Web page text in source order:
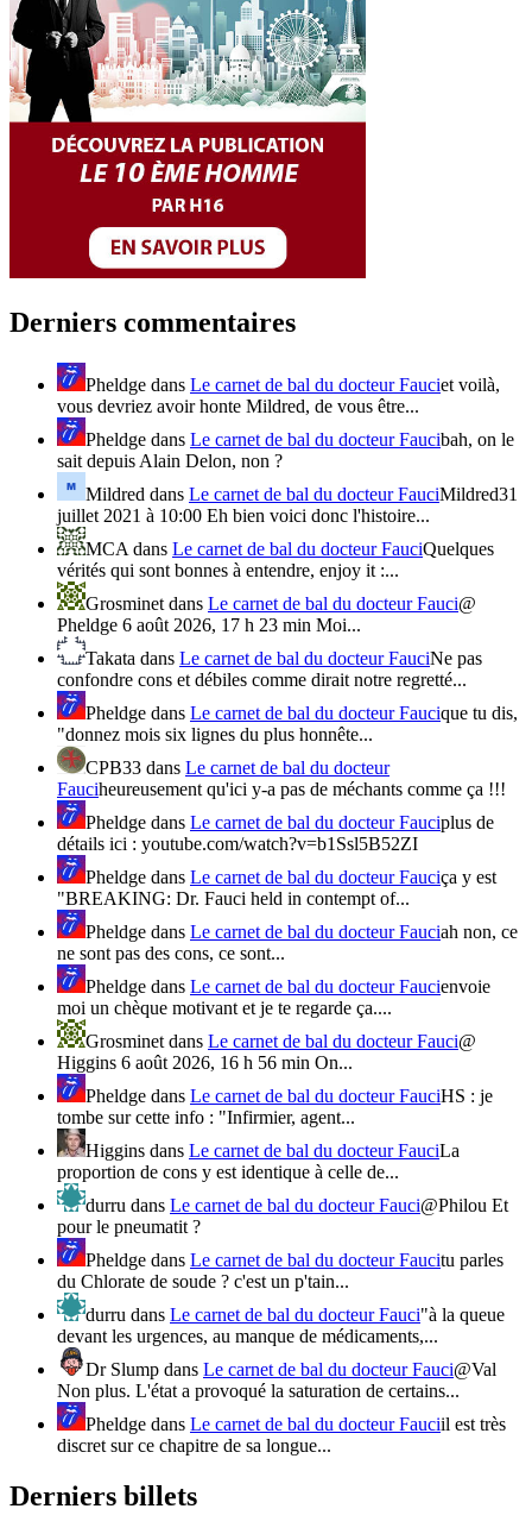
Derniers commentaires
Pheldge dans Le carnet de bal du docteur Fauciet voilà,
vous devriez avoir honte Mildred, de vous être...
Pheldge dans Le carnet de bal du docteur Faucibah, on le
sait depuis Alain Delon, non ?
Mildred dans Le carnet de bal du docteur FauciMildred31
juillet 2021 à 10:00 Eh bien voici donc l'histoire...
MCA dans Le carnet de bal du docteur FauciQuelques
vérités qui sont bonnes à entendre, enjoy it :...
Grosminet dans Le carnet de bal du docteur Fauci@
Pheldge 6 août 2026, 17 h 23 min Moi...
Takata dans Le carnet de bal du docteur FauciNe pas
confondre cons et débiles comme dirait notre regretté...
Pheldge dans Le carnet de bal du docteur Faucique tu dis,
"donnez mois six lignes du plus honnête...
CPB33 dans Le carnet de bal du docteur
Fauciheureusement qu'ici y-a pas de méchants comme ça !!!
Pheldge dans Le carnet de bal du docteur Fauciplus de
détails ici : youtube.com/watch?v=b1Ssl5B52ZI
Pheldge dans Le carnet de bal du docteur Fauciça y est
"BREAKING: Dr. Fauci held in contempt of...
Pheldge dans Le carnet de bal du docteur Fauciah non, ce
ne sont pas des cons, ce sont...
Pheldge dans Le carnet de bal du docteur Faucienvoie
moi un chèque motivant et je te regarde ça....
Grosminet dans Le carnet de bal du docteur Fauci@
Higgins 6 août 2026, 16 h 56 min On...
Pheldge dans Le carnet de bal du docteur FauciHS : je
tombe sur cette info : "Infirmier, agent...
Higgins dans Le carnet de bal du docteur FauciLa
proportion de cons y est identique à celle de...
durru dans Le carnet de bal du docteur Fauci@Philou Et
pour le pneumatit ?
Pheldge dans Le carnet de bal du docteur Faucitu parles
du Chlorate de soude ? c'est un p'tain...
durru dans Le carnet de bal du docteur Fauci"à la queue
devant les urgences, au manque de médicaments,...
Dr Slump dans Le carnet de bal du docteur Fauci@Val
Non plus. L'état a provoqué la saturation de certains...
Pheldge dans Le carnet de bal du docteur Fauciil est très
discret sur ce chapitre de sa longue...
Derniers billets